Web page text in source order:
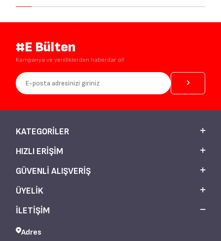
#E Bülten
Kampanya ve yeniliklerden haberdar ol!
KATEGORILER
HIZLI ERIŞIM
GÜVENLI ALIŞVERIŞ
ÜYELIK
İLETİŞİM
Adres